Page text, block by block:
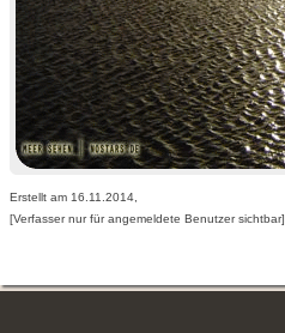
Erstellt am 16.11.2014,
[Verfasser nur für angemeldete Benutzer sichtbar]